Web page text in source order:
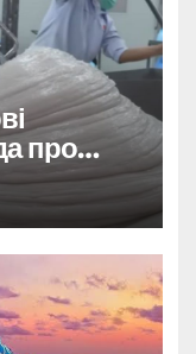
про